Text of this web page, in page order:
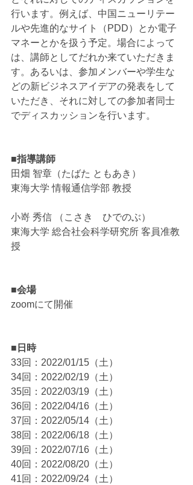
行います。例えば、中国ニューリテー
ルや先進的なサイト（PDD）とか電子
マネーとかを扱う予定。場合によって
は、講師としてだれか来ていただきま
す。あるいは、参加メンバーや学生な
どの新ビジネスアイデアの発表をして
いただき、それに対しての参加者同士
でディスカッションを行います。
■指導講師
田畑 智章（たばた ともあき）
東海大学 情報通信学部 教授
小嵜 秀信 （こさき　ひでのぶ）
東海大学 総合社会科学研究所 客員准教
授
■会場
zoomにて開催
■日時
33回：2022/01/15（土）
34回：2022/02/19（土）
35回：2022/03/19（土）
36回：2022/04/16（土）
37回：2022/05/14（土）
38回：2022/06/18（土）
39回：2022/07/16（土）
40回：2022/08/20（土）
41回：2022/09/24（土）